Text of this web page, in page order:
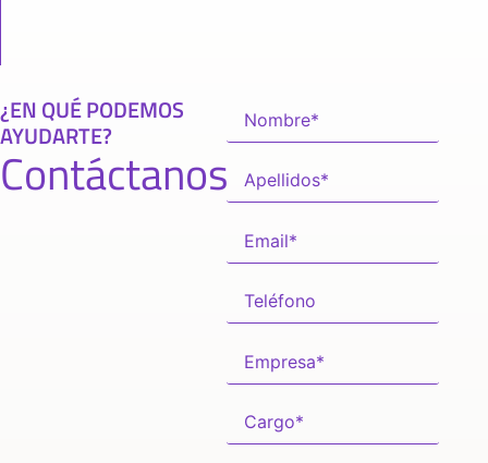
¿EN QUÉ PODEMOS
AYUDARTE?
Contáctanos